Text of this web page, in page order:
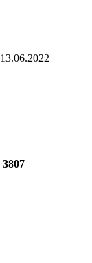
13.06.2022
3807